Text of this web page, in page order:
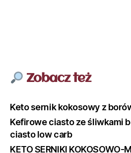
Zobacz też
Keto sernik kokosowy z
Kefirowe ciasto ze śliwkami
ciasto low carb
KETO SERNIKI KOKOSOWO-